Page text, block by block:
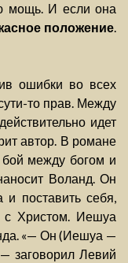
мощь. И если она
положение.
ошибки во всех
то прав. Между
идет
автор. В романе
между богом и
Воланд. Он
и поставить себя,
с Христом. Иешуа
«— Он (Иешуа —
заговорил Левий